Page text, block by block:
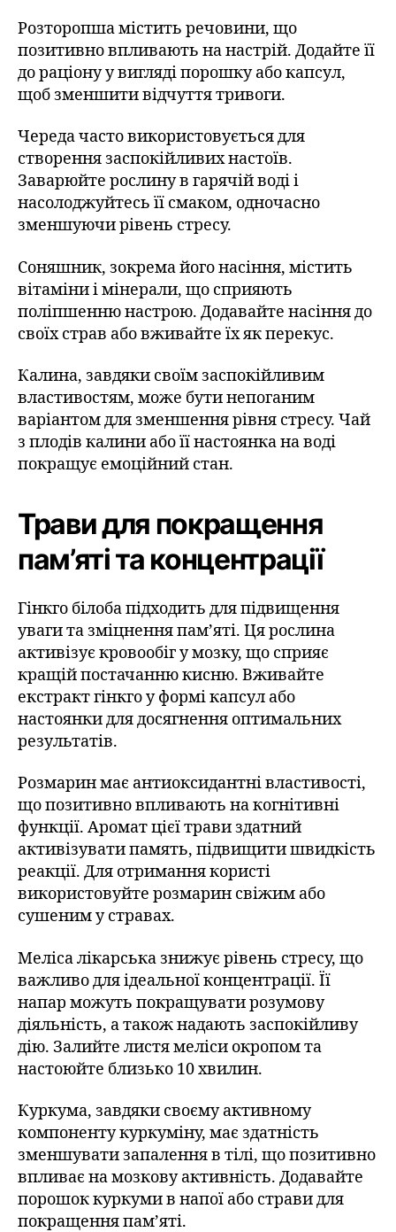
Розторопша містить речовини, що
позитивно впливають на настрій. Додайте її
до раціону у вигляді порошку або капсул,
щоб зменшити відчуття тривоги.
Череда часто використовується для
створення заспокійливих настоїв.
Заварюйте рослину в гарячій воді і
насолоджуйтесь її смаком, одночасно
зменшуючи рівень стресу.
Соняшник, зокрема його насіння, містить
вітаміни і мінерали, що сприяють
поліпшенню настрою. Додавайте насіння до
своїх страв або вживайте їх як перекус.
Калина, завдяки своїм заспокійливим
властивостям, може бути непоганим
варіантом для зменшення рівня стресу. Чай
з плодів калини або її настоянка на воді
покращує емоційний стан.
Трави для покращення
пам’яті та концентрації
Гінкго білоба підходить для підвищення
уваги та зміцнення пам’яті. Ця рослина
активізує кровообіг у мозку, що сприяє
кращій постачанню кисню. Вживайте
екстракт гінкго у формі капсул або
настоянки для досягнення оптимальних
результатів.
Розмарин має антиоксидантні властивості,
що позитивно впливають на когнітивні
функції. Аромат цієї трави здатний
активізувати память, підвищити швидкість
реакції. Для отримання користі
використовуйте розмарин свіжим або
сушеним у стравах.
Меліса лікарська знижує рівень стресу, що
важливо для ідеальної концентрації. Її
напар можуть покращувати розумову
діяльність, а також надають заспокійливу
дію. Залийте листя меліси окропом та
настоюйте близько 10 хвилин.
Куркума, завдяки своєму активному
компоненту куркуміну, має здатність
зменшувати запалення в тілі, що позитивно
впливає на мозкову активність. Додавайте
порошок куркуми в напої або страви для
покращення пам’яті.